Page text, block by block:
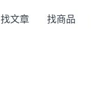
找文章 找商品